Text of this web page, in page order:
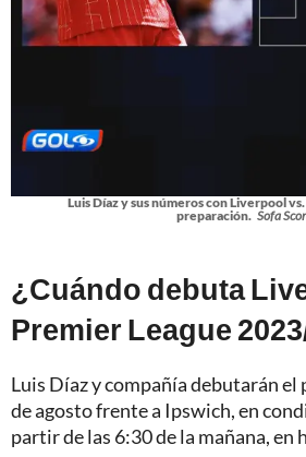
Luis Díaz y sus números con Liverpool
preparación. Sofa
¿Cuándo debuta
Premier League
Luis Díaz y compañía debutarán el
de agosto frente a Ipswich, en
partir de las 6:30 de la mañana, en